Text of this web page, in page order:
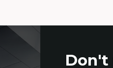
Don't